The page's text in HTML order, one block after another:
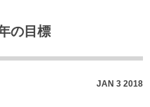
の目標
JAN 3 2018